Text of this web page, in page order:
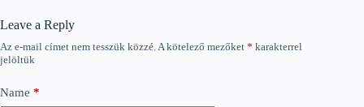
Leave a Reply
Az e-mail címet nem tesszük közzé.A kötelező mezőket * karakterrel
jelöltük
Name *